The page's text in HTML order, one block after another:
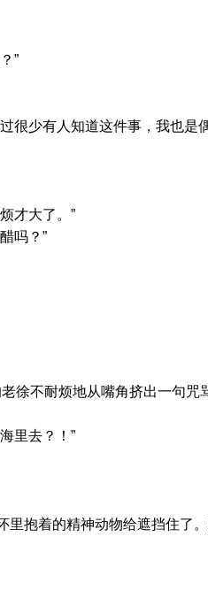
”
少有人知道这件事，我也是
才大了。”
吗？”
不耐烦地从嘴角挤出一句咒
里去？！”
抱着的精神动物给遮挡住了